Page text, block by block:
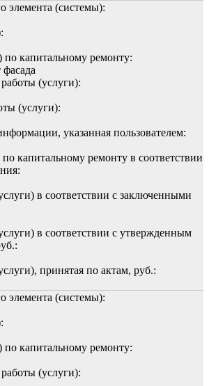
элемента (системы):
капитальному ремонту:
(услуги):
(услуги):
указанная пользователем:
капитальному ремонту в соответствии
в соответствии с заключенными
в соответствии с утвержденным
принятая по актам, руб.:
элемента (системы):
капитальному ремонту:
(услуги):